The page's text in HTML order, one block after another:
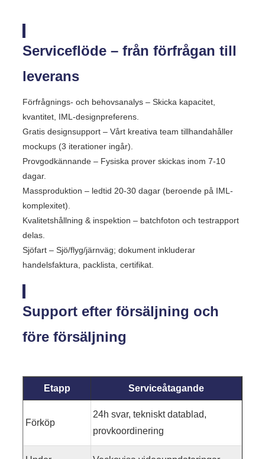
Serviceflöde – från förfrågan till
leverans
Förfrågnings- och behovsanalys – Skicka kapacitet,
kvantitet, IML-designpreferens.
Gratis designsupport – Vårt kreativa team tillhandahåller
mockups (3 iterationer ingår).
Provgodkännande – Fysiska prover skickas inom 7-10
dagar.
Massproduktion – ledtid 20-30 dagar (beroende på IML-
komplexitet).
Kvalitetshållning & inspektion – batchfoton och testrapport
delas.
Sjöfart – Sjö/flyg/järnväg; dokument inkluderar
handelsfaktura, packlista, certifikat.
Support efter försäljning och
före försäljning
Etapp Serviceåtagande
Förköp
24h svar, tekniskt datablad,
provkoordinering